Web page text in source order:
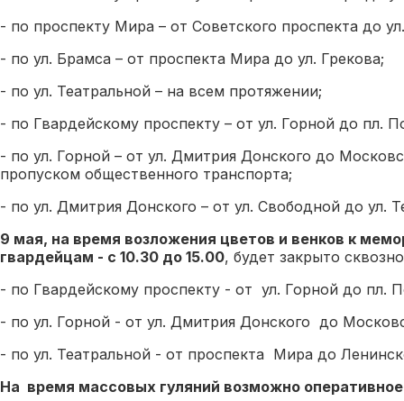
- по проспекту Мира – от Советского проспекта до
- по ул. Брамса – от проспекта Мира до ул. Грекова;
- по ул. Театральной – на всем протяжении;
- по Гвардейскому проспекту – от ул. Горной до пл.
- по ул. Горной – от ул. Дмитрия Донского до
пропуском общественного транспорта;
- по ул. Дмитрия Донского – от ул. Свободной до ул.
9 мая, на время возложения цветов и венков к
гвардейцам - с 10.30 до 15.00, будет закрыто
- по Гвардейскому проспекту - от ул. Горной до пл.
- по ул. Горной - от ул. Дмитрия Донского до
- по ул. Театральной - от проспекта Мира до
На время массовых гуляний возможно